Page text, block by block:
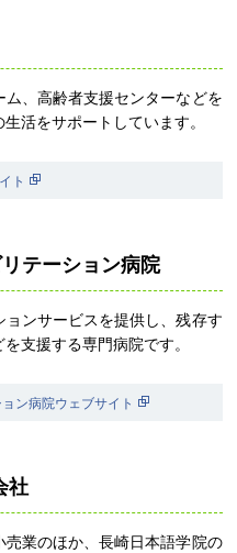
、高齢者支援センターなどを
活をサポートしています。
ト
テーション病院
ンサービスを提供し、残存す
支援する専門病院です。
ン病院ウェブサイト
社
業のほか、長崎日本語学院の